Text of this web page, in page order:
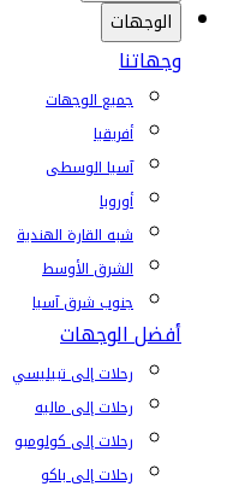
الوجهات
وجهاتنا
جميع الوجهات
أفريقيا
آسيا الوسطى
أوروبا
شبه القارة الهندية
الشرق الأوسط
جنوب شرق آسيا
أفضل الوجهات
رحلات إلى تبيليسي
رحلات إلى ماليه
رحلات إلى كولومبو
رحلات إلى باكو